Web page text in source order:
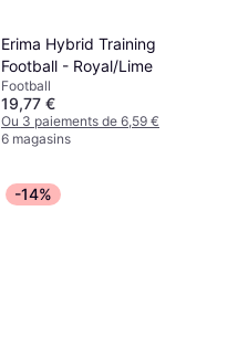
Erima Hybrid Training
Football - Royal/Lime
Football
19,77 €
Ou 3 paiements de 6,59 €
6 magasins
-14%